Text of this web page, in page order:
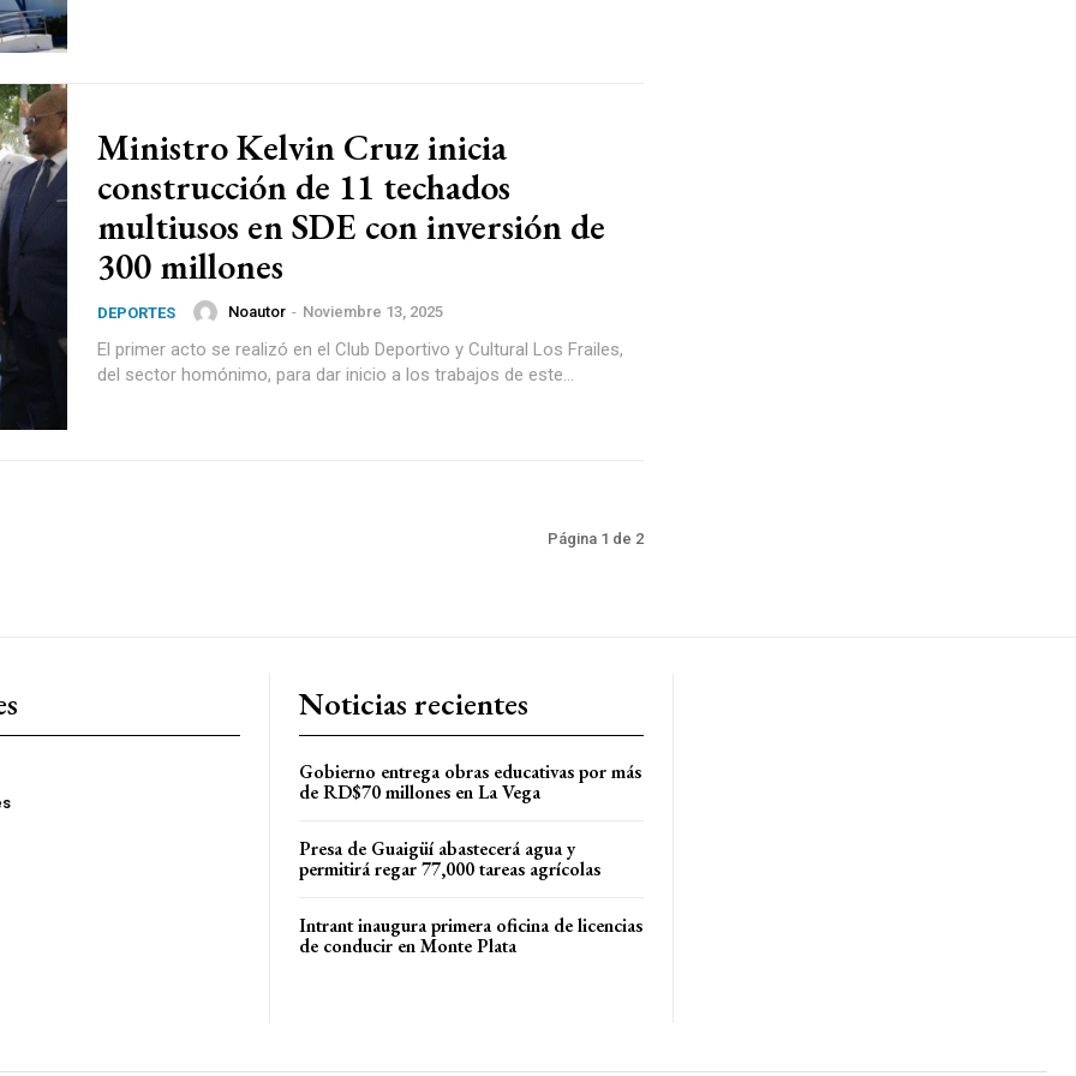
Ministro Kelvin Cruz inicia
construcción de 11 techados
multiusos en SDE con inversión de
300 millones
DEPORTES Noautor - Noviembre 13, 2025
El primer acto se realizó en el Club Deportivo y Cultural Los Frailes,
del sector homónimo, para dar inicio a los trabajos de este...
Página 1 de 2
Noticias recientes
Gobierno entrega obras educativas por más
de RD$70 millones en La Vega
Presa de Guaigüí abastecerá agua y
permitirá regar 77,000 tareas agrícolas
Intrant inaugura primera oficina de licencias
de conducir en Monte Plata